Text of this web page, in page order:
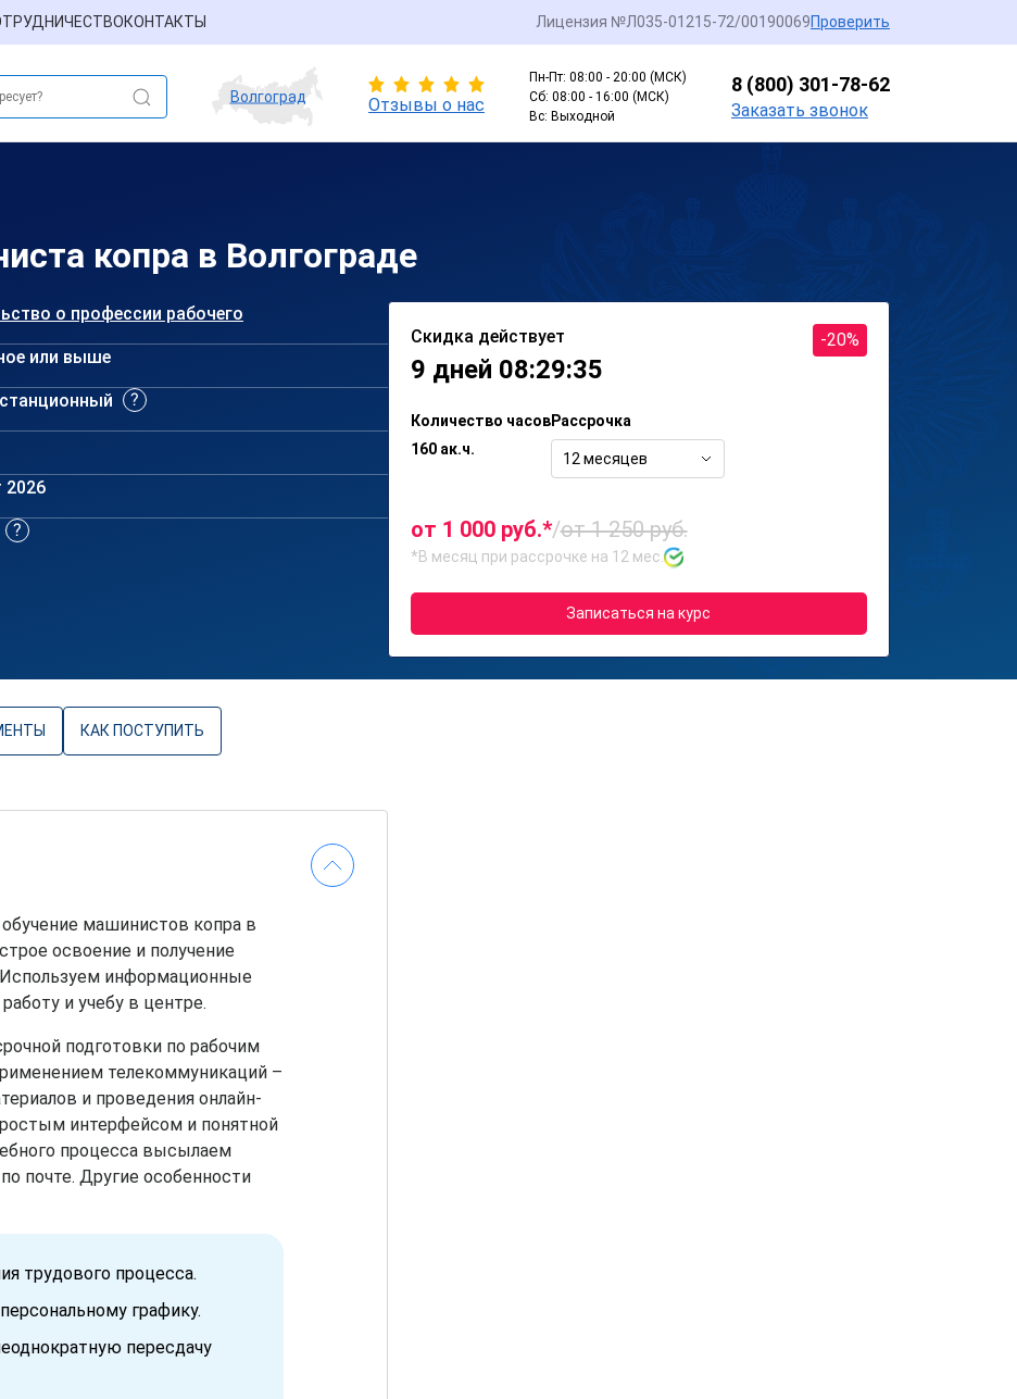
КОНТАКТЫ Лицензия №Л035-01215-72/00190069Проверить
Волгоград Отзывы о нас
Пн-Пт: 08:00 - 20:00 (МСК)
Сб: 08:00 - 16:00 (МСК)
Вс: Выходной
8 (800) 301-78-62
Заказать звонок
копра в Волгограде
о профессии рабочего
или выше
2026
Скидка действует
9 дней 08:29:35
-20%
Количество часов
160 ак.ч.
Рассрочка
12 месяцев
от 1 000 руб.*/от 1 250 руб.
*В месяц при рассрочке на 12 мес.
Записаться на курс
КАК ПОСТУПИТЬ
машинистов копра в
освоение и получение
информационные
и учебу в центре.
подготовки по рабочим
телекоммуникаций –
и проведения онлайн-
интерфейсом и понятной
процесса высылаем
почте. Другие особенности
трудового процесса.
графику.
пересдачу